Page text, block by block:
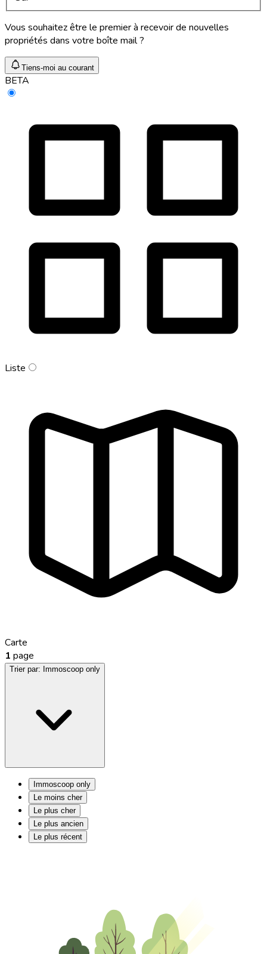
Vous souhaitez être le premier à recevoir de nouvelles
propriétés dans votre boîte mail ?
Tiens-moi au courant
BETA
Liste
Carte
1 page
Trier par: Immoscoop only
Immoscoop only
Le moins cher
Le plus cher
Le plus ancien
Le plus récent